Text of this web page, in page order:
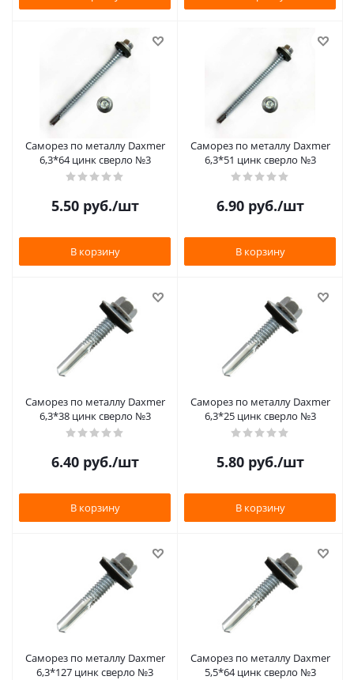
Саморез по металлу Daxmer
6,3*64 цинк сверло №3
5.50руб./шт
В корзину
Саморез по металлу Daxmer
6,3*51 цинк сверло №3
6.90руб./шт
В корзину
Саморез по металлу Daxmer
6,3*38 цинк сверло №3
6.40руб./шт
В корзину
Саморез по металлу Daxmer
6,3*25 цинк сверло №3
5.80руб./шт
В корзину
Саморез по металлу Daxmer
6,3*127 цинк сверло №3
Саморез по металлу Daxmer
5,5*64 цинк сверло №3